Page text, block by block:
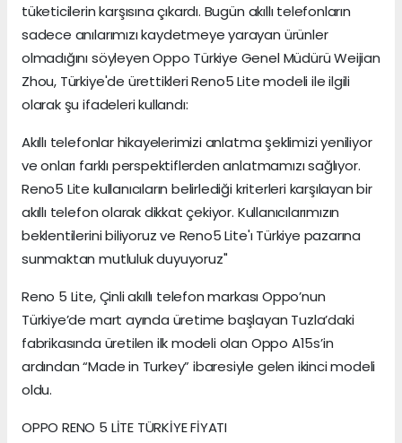
tüketicilerin karşısına çıkardı. Bugün akıllı telefonların
sadece anılarımızı kaydetmeye yarayan ürünler
olmadığını söyleyen Oppo Türkiye Genel Müdürü Weijian
Zhou, Türkiye'de ürettikleri Reno5 Lite modeli ile ilgili
olarak şu ifadeleri kullandı:
Akıllı telefonlar hikayelerimizi anlatma şeklimizi yeniliyor
ve onları farklı perspektiflerden anlatmamızı sağlıyor.
Reno5 Lite kullanıcıların belirlediği kriterleri karşılayan bir
akıllı telefon olarak dikkat çekiyor. Kullanıcılarımızın
beklentilerini biliyoruz ve Reno5 Lite'ı Türkiye pazarına
sunmaktan mutluluk duyuyoruz"
Reno 5 Lite, Çinli akıllı telefon markası Oppo’nun
Türkiye’de mart ayında üretime başlayan Tuzla’daki
fabrikasında üretilen ilk modeli olan Oppo A15s’in
ardından “Made in Turkey” ibaresiyle gelen ikinci modeli
oldu.
OPPO RENO 5 LİTE TÜRKİYE FİYATI